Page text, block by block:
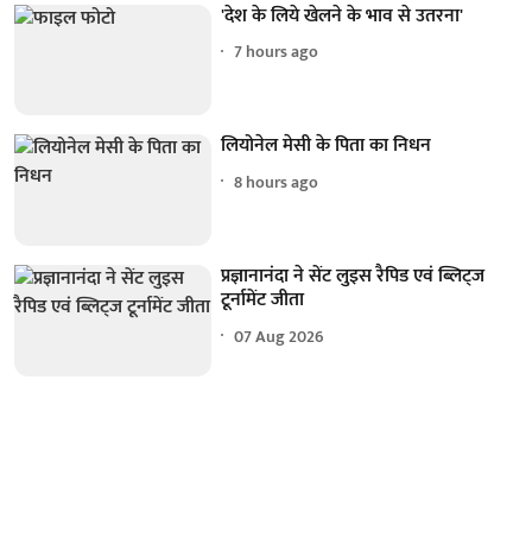
'देश के लिये खेलने के भाव से उतरना'
7 hours ago
लियोनेल मेसी के पिता का निधन
8 hours ago
प्रज्ञानानंदा ने सेंट लुइस रैपिड एवं ब्लिट्ज
टूर्नामेंट जीता
07 Aug 2026